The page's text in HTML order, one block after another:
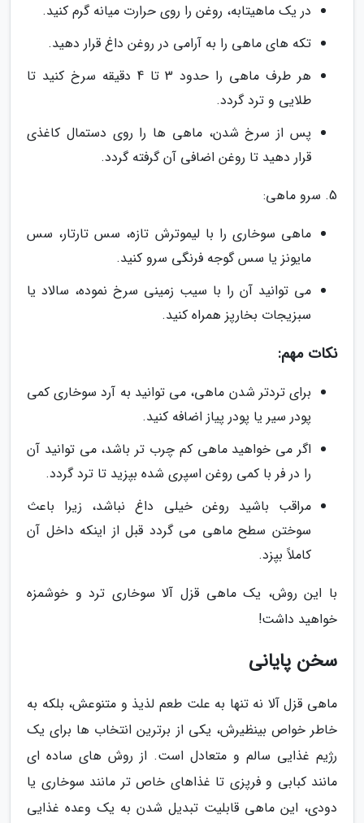
در یک ماهیتابه، روغن را روی حرارت میانه گرم کنید.
تکه های ماهی را به آرامی در روغن داغ قرار دهید.
هر طرف ماهی را حدود 3 تا 4 دقیقه سرخ کنید تا
طلایی و ترد گردد.
پس از سرخ شدن، ماهی ها را روی دستمال کاغذی
قرار دهید تا روغن اضافی آن گرفته گردد.
5. سرو ماهی:
ماهی سوخاری را با لیموترش تازه، سس تارتار، سس
مایونز یا سس گوجه فرنگی سرو کنید.
می توانید آن را با سیب زمینی سرخ نموده، سالاد یا
سبزیجات بخارپز همراه کنید.
نکات مهم:
برای تردتر شدن ماهی، می توانید به آرد سوخاری کمی
پودر سیر یا پودر پیاز اضافه کنید.
اگر می خواهید ماهی کم چرب تر باشد، می توانید آن
را در فر با کمی روغن اسپری شده بپزید تا ترد گردد.
مراقب باشید روغن خیلی داغ نباشد، زیرا باعث
سوختن سطح ماهی می گردد قبل از اینکه داخل آن
کاملاً بپزد.
با این روش، یک ماهی قزل آلا سوخاری ترد و خوشمزه
خواهید داشت!
سخن پایانی
ماهی قزل آلا نه تنها به علت طعم لذیذ و متنوعش، بلکه به
خاطر خواص بینظیرش، یکی از برترین انتخاب ها برای یک
رژیم غذایی سالم و متعادل است. از روش های ساده ای
مانند کبابی و فرپزی تا غذاهای خاص تر مانند سوخاری یا
دودی، این ماهی قابلیت تبدیل شدن به یک وعده غذایی